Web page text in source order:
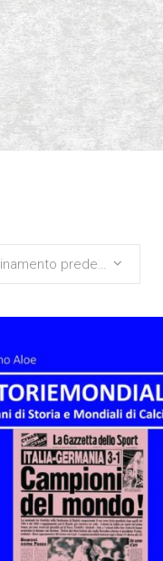
Ordinamento predefinito